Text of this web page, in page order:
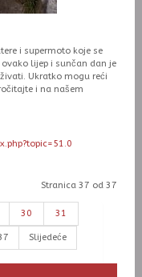
i supermoto koje se
lijep i sunčan dan je
Ukratko mogu reći
i na našem
Stranica 37 od 37
30 31
Slijedeće